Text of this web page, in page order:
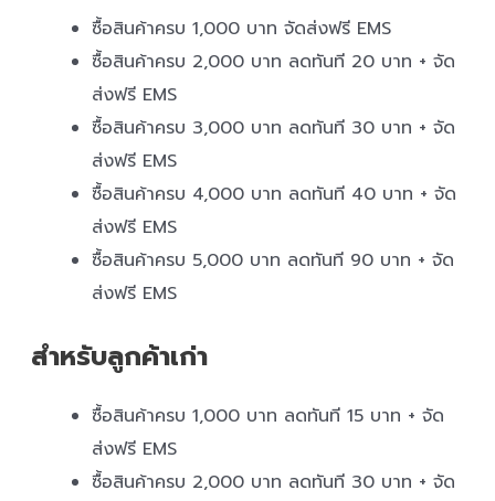
ซื้อสินค้าครบ 1,000 บาท จัดส่งฟรี EMS
ซื้อสินค้าครบ 2,000 บาท ลดทันที 20 บาท + จัด
ส่งฟรี EMS
ซื้อสินค้าครบ 3,000 บาท ลดทันที 30 บาท + จัด
ส่งฟรี EMS
ซื้อสินค้าครบ 4,000 บาท ลดทันที 40 บาท + จัด
ส่งฟรี EMS
ซื้อสินค้าครบ 5,000 บาท ลดทันที 90 บาท + จัด
ส่งฟรี EMS
สำหรับลูกค้าเก่า
ซื้อสินค้าครบ 1,000 บาท ลดทันที 15 บาท + จัด
ส่งฟรี EMS
ซื้อสินค้าครบ 2,000 บาท ลดทันที 30 บาท + จัด